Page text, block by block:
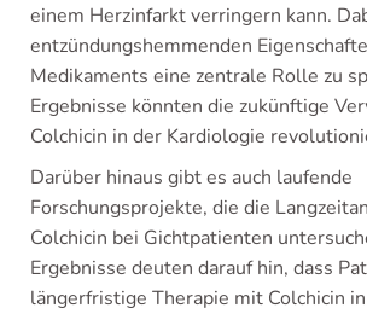
einem Herzinfarkt verringern kann.
entzündungshemmenden
Medikaments eine zentrale Rolle zu
Ergebnisse könnten die zukünftige
Colchicin in der Kardiologie
Darüber hinaus gibt es auch laufende
Forschungsprojekte, die die
Colchicin bei Gichtpatienten
Ergebnisse deuten darauf hin, dass
längerfristige Therapie mit Colchicin